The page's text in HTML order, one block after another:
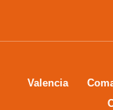
Valencia